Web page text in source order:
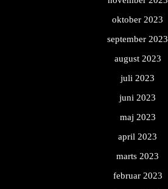
oktober 2023
september 2023
august 2023
juli 2023
juni 2023
maj 2023
april 2023
marts 2023
februar 2023